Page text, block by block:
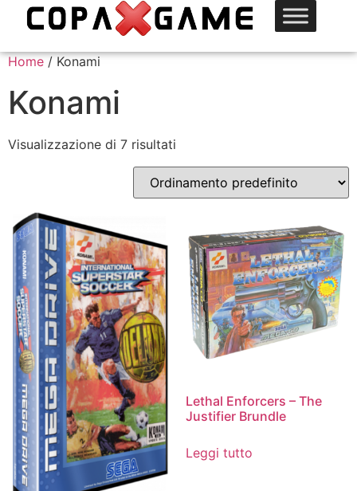
Home / Konami
Konami
Visualizzazione di 7 risultati
Lethal Enforcers – The
Justifier Brundle
Leggi tutto